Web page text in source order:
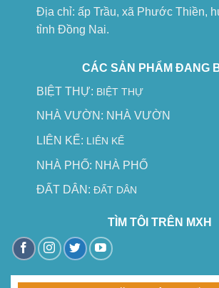
Địa chỉ: ấp Trầu, xã Phước Thiền,
tỉnh Đồng Nai.
CÁC SẢN PHẨM ĐANG
BIỆT THỰ: BIỆT THỰ
NHÀ VƯỜN: NHÀ VƯỜN
LIÊN KẾ: LIÊN KẾ
NHÀ PHỐ: NHÀ PHỐ
ĐẤT DÂN: ĐẤT DÂN
TÌM TÔI TRÊN MXH